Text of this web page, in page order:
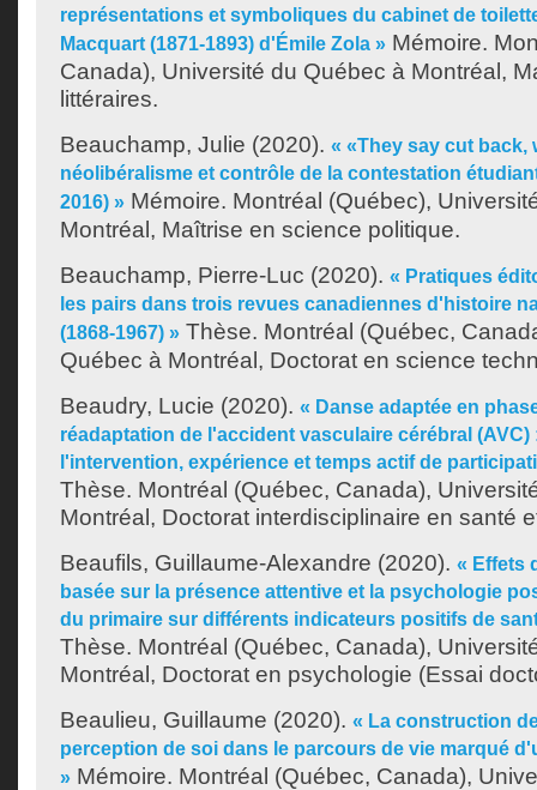
représentations et symboliques du cabinet de
Macquart (1871-1893) d'Émile Zola » Mémoire.
Canada), Université du Québec à Montréal,
littéraires.
Beauchamp, Julie (2020). « «They say cut back,
néolibéralisme et contrôle de la contestation
2016) » Mémoire. Montréal (Québec),
Montréal, Maîtrise en science politique.
Beauchamp, Pierre-Luc (2020). « Pratiques
les pairs dans trois revues canadiennes d'histoire
(1868-1967) » Thèse. Montréal (Québec,
Québec à Montréal, Doctorat en science
Beaudry, Lucie (2020). « Danse adaptée en
réadaptation de l'accident vasculaire cérébral
l'intervention, expérience et temps actif de
Thèse. Montréal (Québec, Canada),
Montréal, Doctorat interdisciplinaire en santé
Beaufils, Guillaume-Alexandre (2020). « Effets
basée sur la présence attentive et la psychologie
du primaire sur différents indicateurs positifs de
Thèse. Montréal (Québec, Canada),
Montréal, Doctorat en psychologie (Essai
Beaulieu, Guillaume (2020). « La construction
perception de soi dans le parcours de vie marqué
» Mémoire. Montréal (Québec, Canada),